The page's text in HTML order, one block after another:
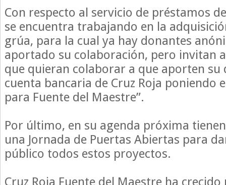
Con respecto al servicio de préstamos
se encuentra trabajando en la
grúa, para la cual ya hay donantes
aportado su colaboración, pero invitan
que quieran colaborar a que aporten su
cuenta bancaria de Cruz Roja poniendo
para Fuente del Maestre”.
Por último, en su agenda próxima
una Jornada de Puertas Abiertas para
público todos estos proyectos.
Cruz Roja Fuente del Maestre ha